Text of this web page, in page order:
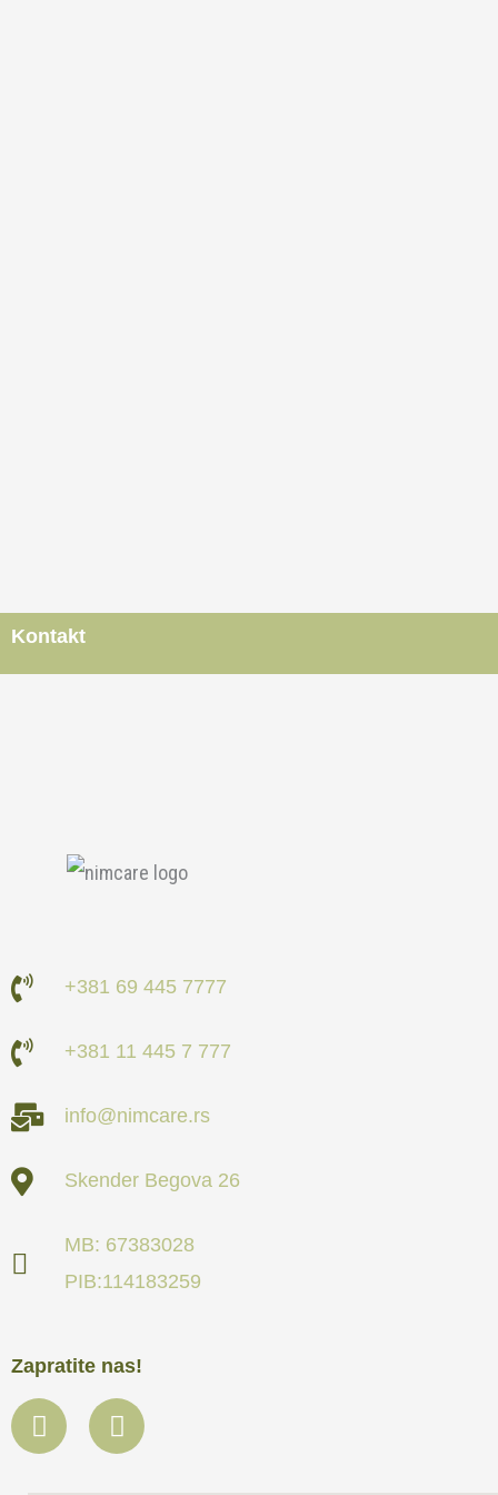
Kontakt
+381 69 445 7777
+381 11 445 7 777
info@nimcare.rs
Skender Begova 26
MB: 67383028
PIB:114183259
Zapratite nas!
F
a
I
n